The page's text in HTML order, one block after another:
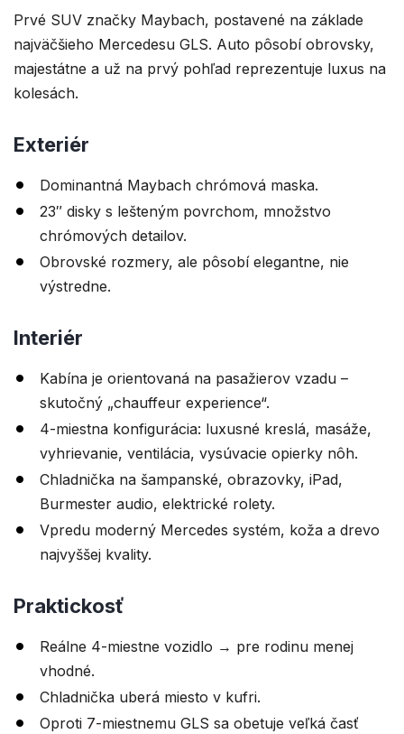
Prvé SUV značky Maybach, postavené na základe
najväčšieho Mercedesu GLS. Auto pôsobí obrovsky,
majestátne a už na prvý pohľad reprezentuje luxus na
kolesách.
Exteriér
Dominantná Maybach chrómová maska.
23″ disky s lešteným povrchom, množstvo
chrómových detailov.
Obrovské rozmery, ale pôsobí elegantne, nie
výstredne.
Interiér
Kabína je orientovaná na pasažierov vzadu –
skutočný „chauffeur experience“.
4-miestna konfigurácia: luxusné kreslá, masáže,
vyhrievanie, ventilácia, vysúvacie opierky nôh.
Chladnička na šampanské, obrazovky, iPad,
Burmester audio, elektrické rolety.
Vpredu moderný Mercedes systém, koža a drevo
najvyššej kvality.
Praktickosť
Reálne 4-miestne vozidlo → pre rodinu menej
vhodné.
Chladnička uberá miesto v kufri.
Oproti 7-miestnemu GLS sa obetuje veľká časť